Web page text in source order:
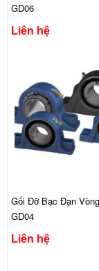
GD06
Liên hệ
Gối Đỡ Bạc Đạn
GD04
Liên hệ